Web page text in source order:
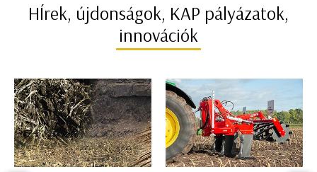
HÍrek, újdonságok, KAP pályázatok,
innovációk